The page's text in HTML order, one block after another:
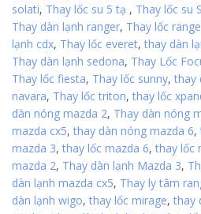
solati, Thay lốc su 5 tạ , Thay lốc su
Thay dàn lạnh ranger, Thay lốc
lạnh cdx, Thay lốc everet, thay dàn
Thay dàn lạnh sedona, Thay Lốc
Thay lốc fiesta, Thay lốc sunny, thay
navara, Thay lốc triton, thay lốc
dàn nóng mazda 2, Thay dàn nóng
mazda cx5, thay dàn nóng mazda 6,
mazda 3, thay lốc mazda 6, thay lốc
mazda 2, Thay dàn lạnh Mazda 3,
dàn lạnh mazda cx5, Thay ly tâm
dàn lạnh wigo, thay lốc mirage, thay